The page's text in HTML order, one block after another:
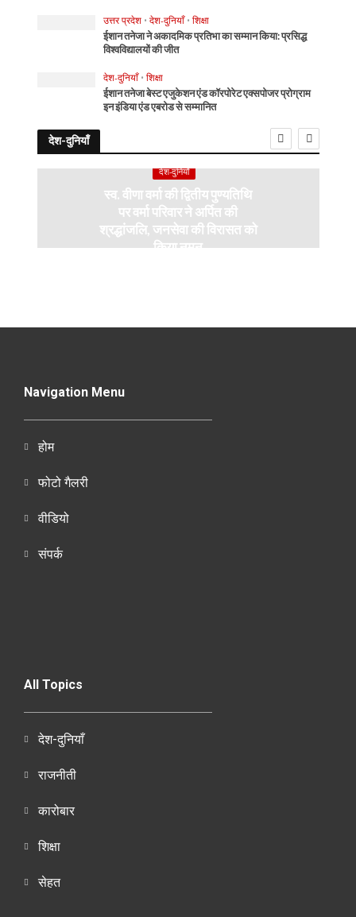
उत्तर प्रदेश • देश-दुनियाँ • शिक्षा
ईशान तनेजा ने अकादमिक प्रतिभा का सम्मान किया: प्रसिद्ध
विश्वविद्यालयों की जीत
देश-दुनियाँ • शिक्षा
ईशान तनेजा बेस्ट एजुकेशन एंड कॉरपोरेट एक्सपोजर प्रोग्राम
इन इंडिया एंड एबरोड से सम्मानित
देश-दुनियाँ
देश-दुनियाँ
स्व. वीणा वर्मा की द्वितीय पुण्यतिथि
पर वर्मा परिवार ने अर्पित की
श्रद्धांजलि, जनसेवा की विरासत को
किया नमन
Navigation Menu
होम
फोटो गैलरी
वीडियो
संपर्क
All Topics
देश-दुनियाँ
राजनीती
कारोबार
शिक्षा
सेहत